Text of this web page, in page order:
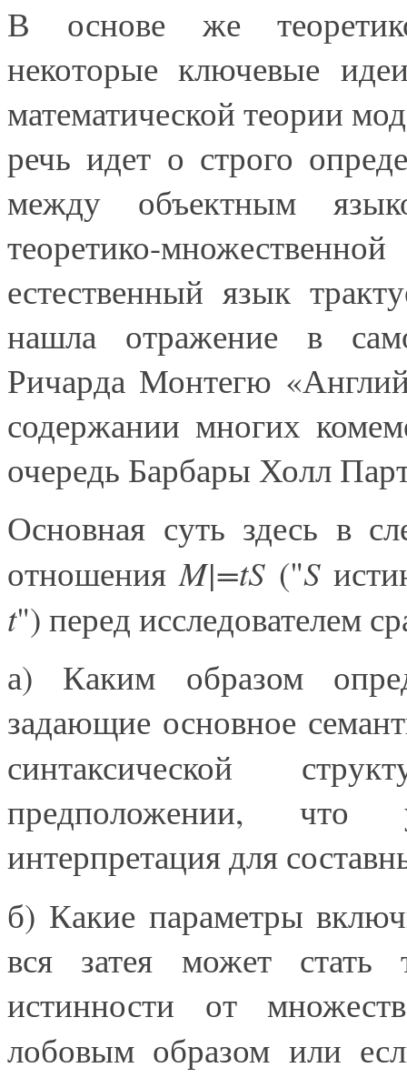
В основе же
некоторые ключевые
математической теории
речь идет о строго
между объектным
теоретико-
естественный язык
нашла отражение в
Ричарда Монтегю
содержании многих
очередь Барбары Холл
Основная суть здесь в
отношенияM|=tS ("S
t") перед исследователем
а) Каким образом
задающие основное
синтаксической
предположении, что
интерпретация для
б) Какие параметры
вся затея может стать
истинности от
лобовым образом или